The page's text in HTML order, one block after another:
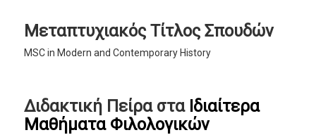
Μεταπτυχιακός Τίτλος Σπουδών
MSC in Modern and Contemporary History
Διδακτική Πείρα στα Ιδιαίτερα
Μαθήματα Φιλολογικών